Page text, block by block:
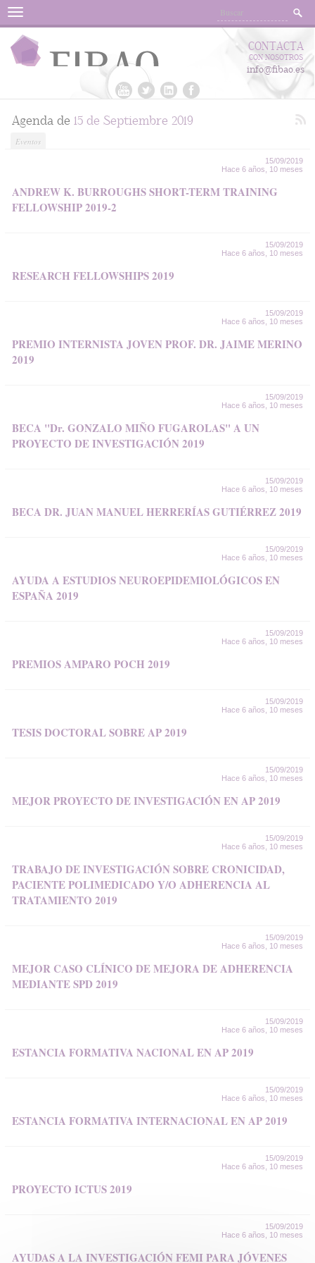
Menu
CONTACTA
CON NOSOTROS
info@fibao.es
Agenda de 15 de Septiembre 2019
Eventos
15/09/2019
Hace 6 años, 10 meses
ANDREW K. BURROUGHS SHORT-TERM TRAINING
FELLOWSHIP 2019-2
15/09/2019
Hace 6 años, 10 meses
RESEARCH FELLOWSHIPS 2019
15/09/2019
Hace 6 años, 10 meses
PREMIO INTERNISTA JOVEN PROF. DR. JAIME MERINO
2019
15/09/2019
Hace 6 años, 10 meses
BECA "Dr. GONZALO MIÑO FUGAROLAS" A UN
PROYECTO DE INVESTIGACIÓN 2019
15/09/2019
Hace 6 años, 10 meses
BECA DR. JUAN MANUEL HERRERÍAS GUTIÉRREZ 2019
15/09/2019
Hace 6 años, 10 meses
AYUDA A ESTUDIOS NEUROEPIDEMIOLÓGICOS EN
ESPAÑA 2019
15/09/2019
Hace 6 años, 10 meses
PREMIOS AMPARO POCH 2019
15/09/2019
Hace 6 años, 10 meses
TESIS DOCTORAL SOBRE AP 2019
15/09/2019
Hace 6 años, 10 meses
MEJOR PROYECTO DE INVESTIGACIÓN EN AP 2019
15/09/2019
Hace 6 años, 10 meses
TRABAJO DE INVESTIGACIÓN SOBRE CRONICIDAD,
PACIENTE POLIMEDICADO Y/O ADHERENCIA AL
TRATAMIENTO 2019
15/09/2019
Hace 6 años, 10 meses
MEJOR CASO CLÍNICO DE MEJORA DE ADHERENCIA
MEDIANTE SPD 2019
15/09/2019
Hace 6 años, 10 meses
ESTANCIA FORMATIVA NACIONAL EN AP 2019
15/09/2019
Hace 6 años, 10 meses
ESTANCIA FORMATIVA INTERNACIONAL EN AP 2019
15/09/2019
Hace 6 años, 10 meses
PROYECTO ICTUS 2019
15/09/2019
Hace 6 años, 10 meses
AYUDAS A LA INVESTIGACIÓN FEMI PARA JÓVENES